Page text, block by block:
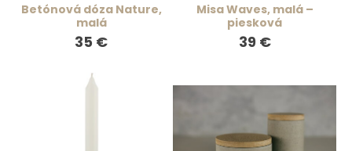
Betónová dóza Nature,
malá
35 €
Misa Waves, malá –
piesková
39 €